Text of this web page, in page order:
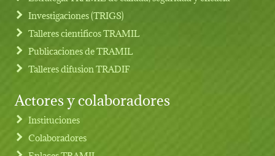
Investigaciones (TRIGS)
Talleres cientificos TRAMIL
Publicaciones de TRAMIL
Talleres difusion TRADIF
Actores y colaboradores
Instituciones
Colaboradores